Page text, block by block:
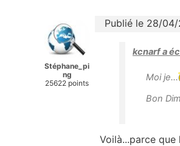
Stéphane_pi
ng
25622 points
Publié le 28/
kcnarf a
Moi je...
Bon
Voilà...parce que